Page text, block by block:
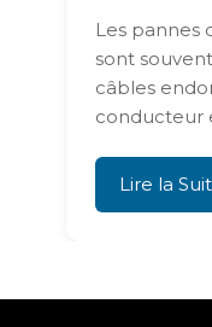
Les pannes
sont
câbles
conducteur
Lire la